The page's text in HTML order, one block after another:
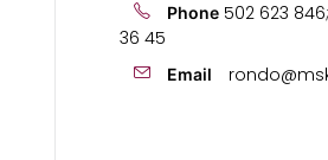
Phone 502 623
36 45
Email